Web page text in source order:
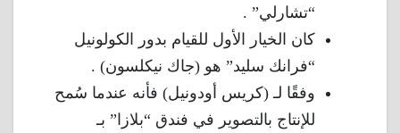
“تشارلي” .
كان الخيار الأول للقيام بدور الكولونيل
“فرانك سليد” هو (جاك نيكلسون) .
وفقًا لـ (كريس أودونيل) فأنه عندما سُمح
للإنتاج بالتصوير في فندق “بلازا” بـ